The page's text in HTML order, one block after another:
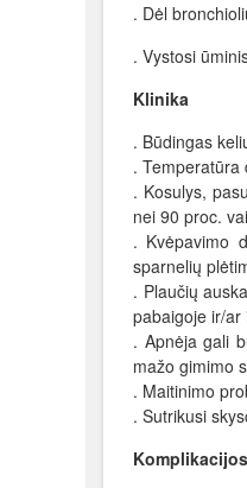
. Dėl
. Vystosi
Klinika
. Būdingas
. Temperatūra
. Kosulys,
nei 90 proc.
.
sparnelių
. Plaučių
pabaigoje ir/ar
. Apnėja gali
mažo gimimo
. Maitinimo
. Sutrikusi
Komplikacijos